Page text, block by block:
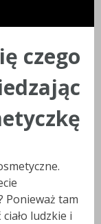
czego
Ponieważ tam
ludzkie i